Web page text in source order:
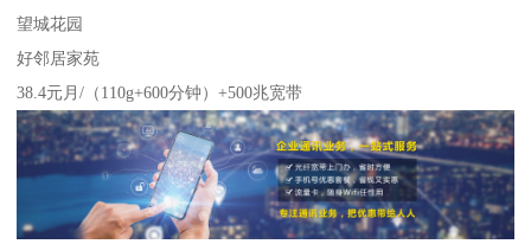
望城花园
好邻居家苑
38.4元月/（110g+600分钟）+500兆宽带